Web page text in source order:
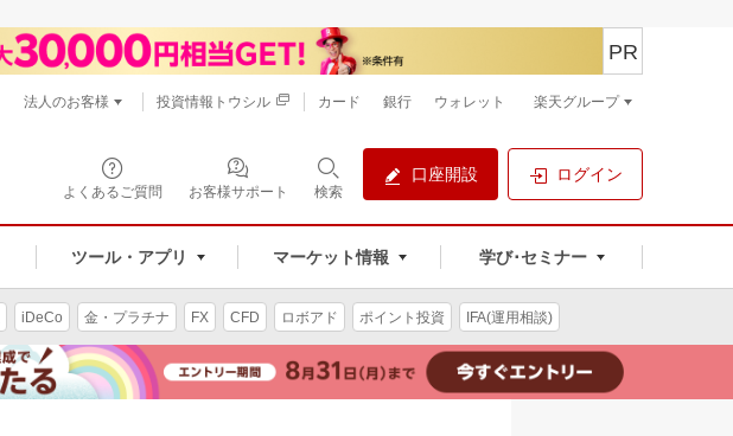
よくあるご質問 お客様サポート 検索
口座開設 ログイン
ツール・アプリ マーケット情報 学び･セミナー
PR
法人のお客様 投資情報トウシル カード 銀行 ウォレット 楽天グループ
iDeCo 金・プラチナ FX CFD ロボアド ポイント投資 IFA(運用相談)